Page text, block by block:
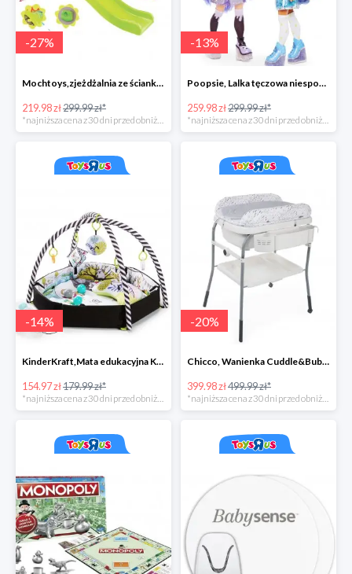
-27%
Mochtoys,zjeżdżalnia ze ścianką wspinaczkową
219.98 zł299.99 zł*
*najniższa cena z 30 dni przed obniżką
-13%
Poopsie, Lalka tęczowa niespodzianka
259.98 zł299.99 zł*
*najniższa cena z 30 dni przed obniżką
-14%
KinderKraft,Mata edukacyjna KKraft SmartPlay
154.97 zł179.99 zł*
*najniższa cena z 30 dni przed obniżką
-20%
Chicco, Wanienka Cuddle&Bubble z przewijakiem
399.98 zł499.99 zł*
*najniższa cena z 30 dni przed obniżką